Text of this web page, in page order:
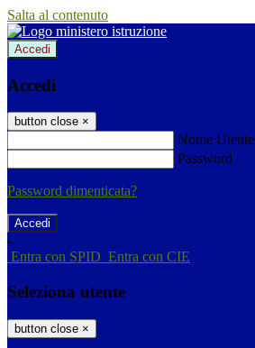
Salta al contenuto
Accedi
Accedi
button close ×
Nome Utente
Password
Password dimenticata?
-
Entra con SPID Entra con CIE
Seleziona utente
button close ×